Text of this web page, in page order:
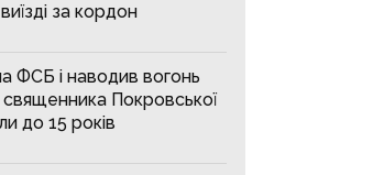
за кордон
ФСБ і наводив вогонь
священника Покровської
до 15 років